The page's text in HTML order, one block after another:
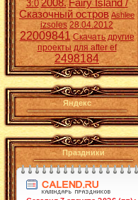
3:0 2008. Fairy Island /
Сказочный остров Ashlee
izsoles 28.04.2012
22009841 Скачать другие
проекты для after ef
2498184
Яндекс
Праздники